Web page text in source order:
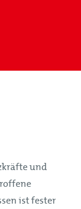
und
ist fester